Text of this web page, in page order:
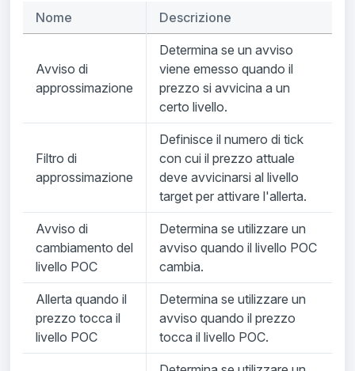
Nome Descrizione
Avviso di
approssimazione
Determina se un avviso
viene emesso quando il
prezzo si avvicina a un
certo livello.
Filtro di
approssimazione
Definisce il numero di tick
con cui il prezzo attuale
deve avvicinarsi al livello
target per attivare l'allerta.
Avviso di
cambiamento del
livello POC
Determina se utilizzare un
avviso quando il livello POC
cambia.
Allerta quando il
prezzo tocca il
livello POC
Determina se utilizzare un
avviso quando il prezzo
tocca il livello POC.